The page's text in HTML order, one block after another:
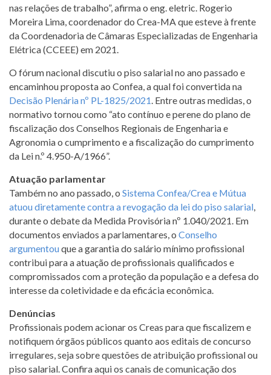
nas relações de trabalho”, afirma o eng. eletric. Rogerio
Moreira Lima, coordenador do Crea-MA que esteve à frente
da Coordenadoria de Câmaras Especializadas de Engenharia
Elétrica (CCEEE) em 2021.
O fórum nacional discutiu o piso salarial no ano passado e
encaminhou proposta ao Confea, a qual foi convertida na
Decisão Plenária nº PL-1825/2021 . Entre outras medidas, o
normativo tornou como “ato contínuo e perene do plano de
fiscalização dos Conselhos Regionais de Engenharia e
Agronomia o cumprimento e a fiscalização do cumprimento
da Lei n.º 4.950-A/1966”.
Atuação parlamentar
Também no ano passado, o Sistema Confea/Crea e Mútua
atuou diretamente contra a revogação da lei do piso salarial
durante o debate da Medida Provisória nº 1.040/2021. Em
documentos enviados a parlamentares, o Conselho
argumentouque a garantia do salário mínimo profissional
contribui para a atuação de profissionais qualificados e
compromissados com a proteção da população e a defesa do
interesse da coletividade e da eficácia econômica.
Denúncias
Profissionais podem acionar os Creas para que fiscalizem e
notifiquem órgãos públicos quanto aos editais de concurso
irregulares, seja sobre questões de atribuição profissional ou
piso salarial. Confira aqui os canais de comunicação dos